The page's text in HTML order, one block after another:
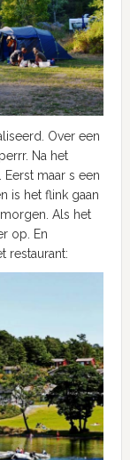
Over een
Na het
maar s een
is het flink gaan
Als het
op. En
restaurant: